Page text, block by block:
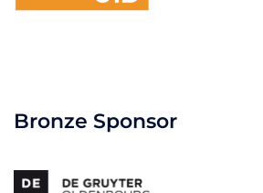
Bronze Sponsor